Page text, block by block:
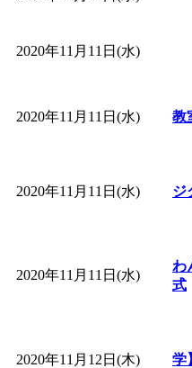
す」 受
みな
「皆鶴
」 受
「みな
de 健康
2020年11月11日(水)
2020年11月11日(水)
教
2020年11月11日(水)
ジ
2020年11月11日(水)
わ
式
2020年11月12日(木)
学